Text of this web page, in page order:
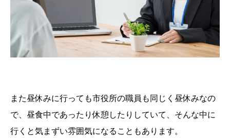
また昼休みに行っても市役所の職員も同じく昼休みなの
で、昼食中であったり休憩したりしていて、そんな中に
行くと気まずい雰囲気になることもあります。